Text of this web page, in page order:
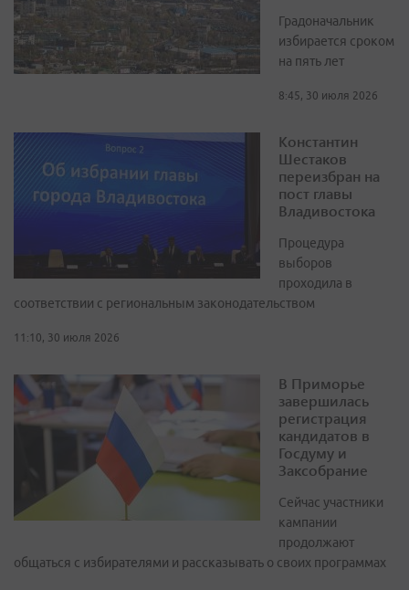
Градоначальник
избирается сроком
на пять лет
8:45, 30 июля 2026
Константин
Шестаков
переизбран на
пост главы
Владивостока
Процедура
выборов
проходила в
соответствии с региональным законодательством
11:10, 30 июля 2026
В Приморье
завершилась
регистрация
кандидатов в
Госдуму и
Заксобрание
Сейчас участники
кампании
продолжают
общаться с избирателями и рассказывать о своих программах